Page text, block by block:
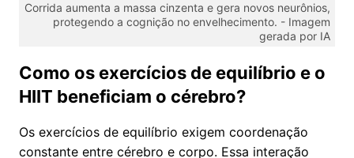
Corrida aumenta a massa cinzenta e gera novos neurônios,
protegendo a cognição no envelhecimento. - Imagem
gerada por IA
Como os exercícios de equilíbrio e o
HIIT beneficiam o cérebro?
Os exercícios de equilíbrio exigem coordenação
constante entre cérebro e corpo. Essa interação